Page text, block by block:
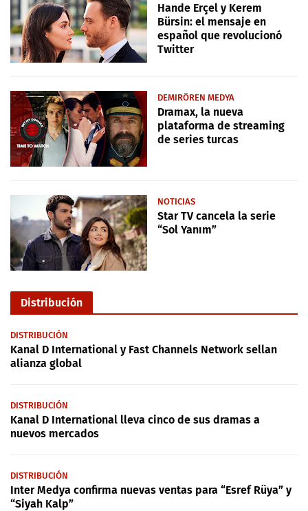
Hande Erçel y Kerem
Bürsin: el mensaje en
español que revolucionó
Twitter
DEMIRÖREN MEDYA
Dramax, la nueva
plataforma de streaming
de series turcas
NOTICIAS
Star TV cancela la serie
“Sol Yanım”
Distribución
DISTRIBUCIÓN
Kanal D International y Fast Channels Network sellan
alianza global
DISTRIBUCIÓN
Kanal D International lleva cinco de sus dramas a
nuevos mercados
DISTRIBUCIÓN
Inter Medya confirma nuevas ventas para “Esref Rüya” y
“Siyah Kalp”